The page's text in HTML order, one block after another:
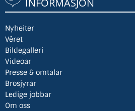
INFORMASJON
Nyheiter
Vêret
Bildegalleri
Videoar
Presse & omtalar
Brosjyrar
Ledige jobbar
Om oss